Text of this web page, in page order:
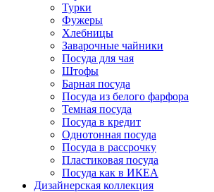
Турки
Фужеры
Хлебницы
Заварочные чайники
Посуда для чая
Штофы
Барная посуда
Посуда из белого фарфора
Темная посуда
Посуда в кредит
Однотонная посуда
Посуда в рассрочку
Пластиковая посуда
Посуда как в ИКЕА
Дизайнерская коллекция